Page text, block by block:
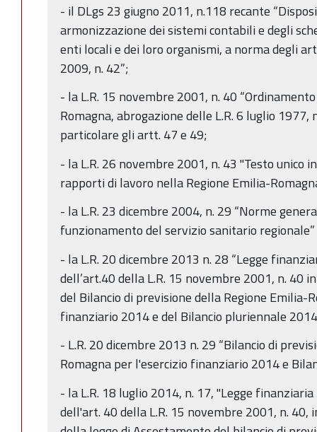
- il DLgs 23 giugno 2011, n.118 recante
armonizzazione dei sistemi contabili e degli
enti locali e dei loro organismi, a norma degli
2009, n. 42”;
- la L.R. 15 novembre 2001, n. 40
Romagna, abrogazione delle L.R. 6 luglio 1977,
particolare gli artt. 47 e 49;
- la L.R. 26 novembre 2001, n. 43 "Testo unico
rapporti di lavoro nella Regione Emilia-
- la L.R. 23 dicembre 2004, n. 29 “Norme
funzionamento del servizio sanitario
- la L.R. 20 dicembre 2013 n. 28 “Legge
dell’art.40 della L.R. 15 novembre 2001, n. 40
del Bilancio di previsione della Regione Emilia-
finanziario 2014 e del Bilancio pluriennale
- L.R. 20 dicembre 2013 n. 29 “Bilancio di
Romagna per l'esercizio finanziario 2014 e
- la L.R. 18 luglio 2014, n. 17, "Legge
dell'art. 40 della L.R. 15 novembre 2001, n. 40,